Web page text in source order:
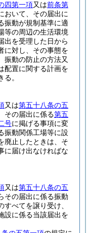
四第一項又は前条第
おいて、その届出に
振動が規制基準に適
等の周辺の生活環境
出を受理した日から
に対し、その事態を
振動の防止の方法又
配置に関する計画を
。
又は第五十八条の五
その届出に係る第五
号に掲げる事項に変
振動関係工場等に設
廃止したときは、そ
に届け出なければな
又は第五十八条の五
その届出に係る振動
べてを譲り受け、
設に係る当該届出を